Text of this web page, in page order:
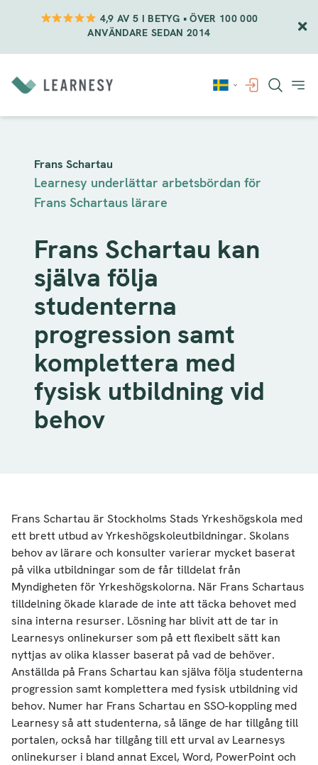
4,9 AV 5 I BETYG • ÖVER 100 000
ANVÄNDARE SEDAN 2014
till
innehåll
Frans Schartau
Learnesy underlättar arbetsbördan för
Frans Schartaus lärare
Frans Schartau kan
själva följa
studenterna
progression samt
komplettera med
fysisk utbildning vid
behov
Frans Schartau är Stockholms Stads Yrkeshögskola med
ett brett utbud av Yrkeshögskoleutbildningar. Skolans
behov av lärare och konsulter varierar mycket baserat
på vilka utbildningar som de får tilldelat från
Myndigheten för Yrkeshögskolorna. När Frans Schartaus
tilldelning ökade klarade de inte att täcka behovet med
sina interna resurser. Lösning har blivit att de tar in
Learnesys onlinekurser som på ett flexibelt sätt kan
nyttjas av olika klasser baserat på vad de behöver.
Anställda på Frans Schartau kan själva följa studenterna
progression samt komplettera med fysisk utbildning vid
behov. Numer har Frans Schartau en SSO-koppling med
Learnesy så att studenterna, så länge de har tillgång till
portalen, också har tillgång till ett urval av Learnesys
onlinekurser i bland annat Excel, Word, PowerPoint och